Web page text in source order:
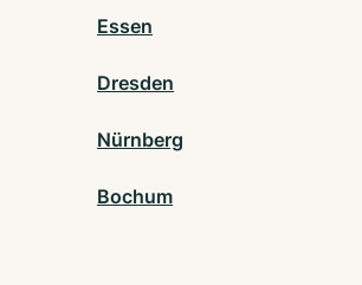
Essen
Dresden
Nürnberg
Bochum